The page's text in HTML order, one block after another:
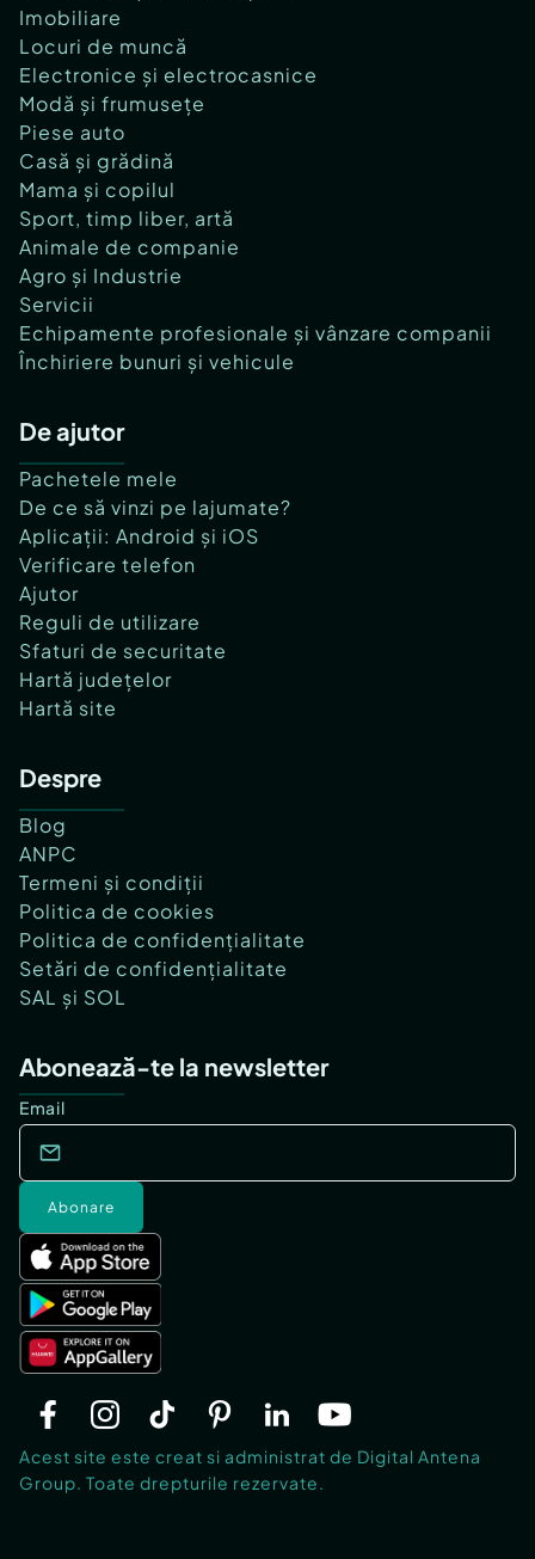
Imobiliare
Locuri de muncă
Electronice și electrocasnice
Modă și frumusețe
Piese auto
Casă și grădină
Mama și copilul
Sport, timp liber, artă
Animale de companie
Agro și Industrie
Servicii
Echipamente profesionale și vânzare companii
Închiriere bunuri și vehicule
De ajutor
Pachetele mele
De ce să vinzi pe lajumate?
Aplicații: Android și iOS
Verificare telefon
Ajutor
Reguli de utilizare
Sfaturi de securitate
Hartă județelor
Hartă site
Despre
Blog
ANPC
Termeni și condiții
Politica de cookies
Politica de confidențialitate
Setări de confidențialitate
SAL și SOL
Abonează-te la newsletter
Email
Abonare
Acest site este creat si administrat de Digital Antena
Group. Toate drepturile rezervate.